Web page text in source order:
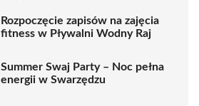
Rozpoczęcie zapisów na zajęcia
fitness w Pływalni Wodny Raj
Summer Swaj Party – Noc pełna
energii w Swarzędzu